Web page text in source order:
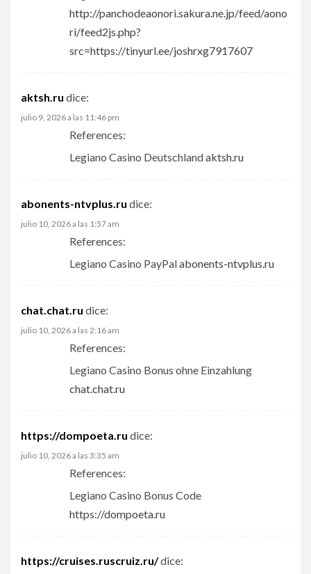
http://panchodeaonori.sakura.ne.jp/feed/aono
ri/feed2js.php?
src=https://tinyurl.ee/joshrxg7917607
aktsh.ru dice:
julio 9, 2026 a las 11:46 pm
References:
Legiano Casino Deutschlandaktsh.ru
abonents-ntvplus.ru dice:
julio 10, 2026 a las 1:57 am
References:
Legiano Casino PayPalabonents-ntvplus.ru
chat.chat.ru dice:
julio 10, 2026 a las 2:16 am
References:
Legiano Casino Bonus ohne Einzahlung
chat.chat.ru
https://dompoeta.ru dice:
julio 10, 2026 a las 3:35 am
References:
Legiano Casino Bonus Code
https://dompoeta.ru
https://cruises.ruscruiz.ru/dice: